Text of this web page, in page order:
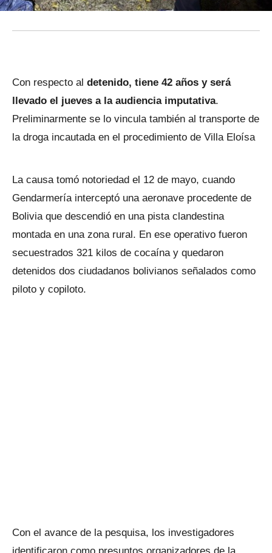
Con respecto al detenido, tiene 42 años y será
llevado el jueves a la audiencia imputativa.
Preliminarmente se lo vincula también al transporte de
la droga incautada en el procedimiento de Villa Eloísa
La causa tomó notoriedad el 12 de mayo, cuando
Gendarmería interceptó una aeronave procedente de
Bolivia que descendió en una pista clandestina
montada en una zona rural. En ese operativo fueron
secuestrados 321 kilos de cocaína y quedaron
detenidos dos ciudadanos bolivianos señalados como
piloto y copiloto.
Con el avance de la pesquisa, los investigadores